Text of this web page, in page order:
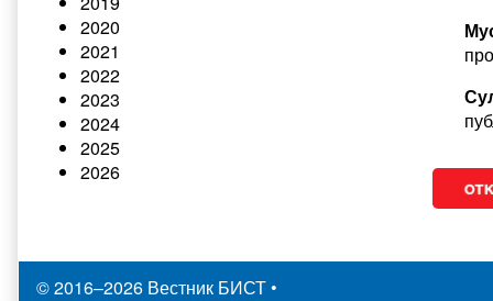
2020
2021
2022
2023
2024
2025
2026
© 2016–2026 Вестник БИСТ•